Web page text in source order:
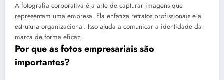
A fotografia corporativa é a arte de capturar imagens que
representam uma empresa. Ela enfatiza retratos profissionais e a
estrutura organizacional. Isso ajuda a comunicar a identidade da
marca de forma eficaz.
Por que as fotos empresariais são
importantes?